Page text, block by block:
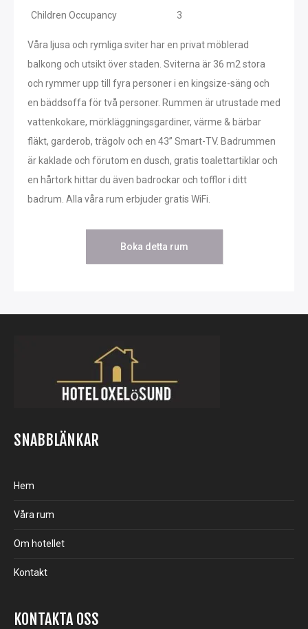
Children Occupancy 3
Våra ljusa och rymliga sviter har en privat möblerad
balkong och utsikt över staden. Sviterna är 36 m2 stora
och rymmer upp till fyra personer i en kingsize-säng och
en bäddsoffa för två personer. Rummen är utrustade med
vattenkokare, mörkläggningsgardiner, värme & bärbar
fläkt, garderob, trägolv och en 43” Smart-TV. Badrummen
är kaklade och förutom en dusch, gratis toalettartiklar och
en hårtork hittar du även badrockar och tofflor i ditt
badrum. Alla våra rum erbjuder gratis WiFi.
Boka detta rum
SNABBLÄNKAR
Hem
Våra rum
Om hotellet
Kontakt
KONTAKTA OSS